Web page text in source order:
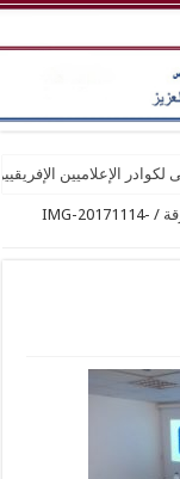
لكوادر الإعلاميين
/
IMG-20171114-